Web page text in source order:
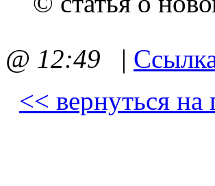
@ 12:49 |
<< вернуться